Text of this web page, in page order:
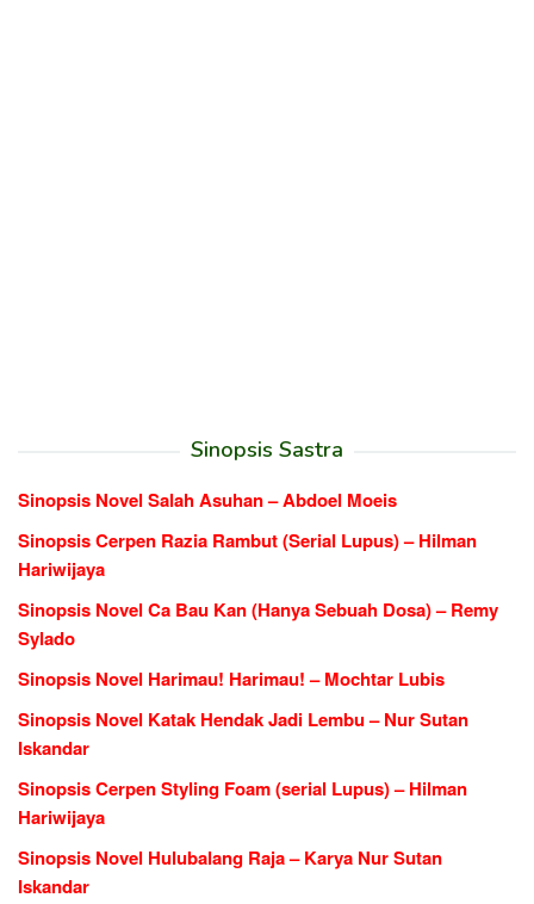
Sinopsis Sastra
Sinopsis Novel Salah Asuhan – Abdoel Moeis
Sinopsis Cerpen Razia Rambut (Serial Lupus) – Hilman
Hariwijaya
Sinopsis Novel Ca Bau Kan (Hanya Sebuah Dosa) – Remy
Sylado
Sinopsis Novel Harimau! Harimau! – Mochtar Lubis
Sinopsis Novel Katak Hendak Jadi Lembu – Nur Sutan
Iskandar
Sinopsis Cerpen Styling Foam (serial Lupus) – Hilman
Hariwijaya
Sinopsis Novel Hulubalang Raja – Karya Nur Sutan
Iskandar